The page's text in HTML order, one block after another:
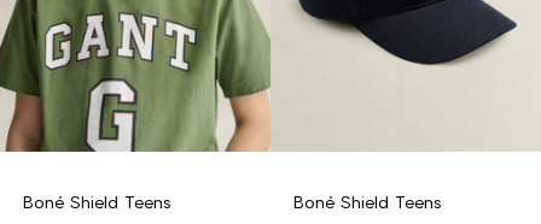
Boné Shield Teens Boné Shield Teens